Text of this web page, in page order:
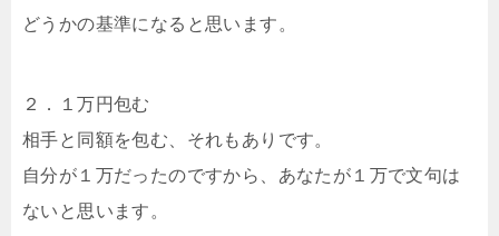
どうかの基準になると思います。
２．１万円包む
相手と同額を包む、それもありです。
自分が１万だったのですから、あなたが１万で文句は
ないと思います。